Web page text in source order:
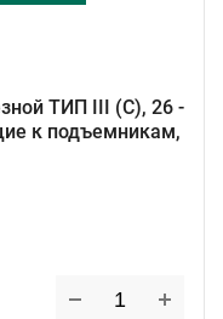
ТИП III (C), 26 -
к подъемникам,